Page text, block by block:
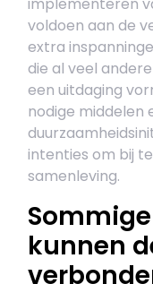
voldoen aan de
extra
die al veel
een uitdaging
nodige middelen
intenties om bij
samenleving.
kunnen